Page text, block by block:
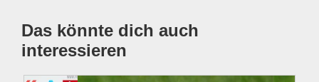
Das könnte dich auch
interessieren